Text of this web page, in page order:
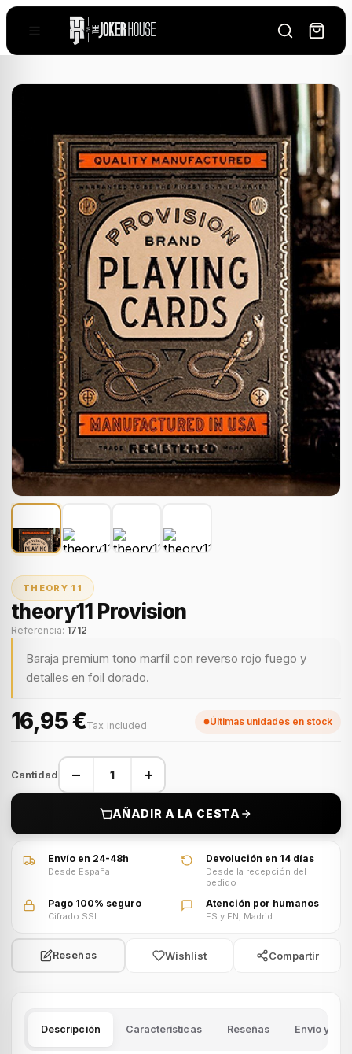
THEORY 11
theory11 Provision
Referencia: 1712
Baraja premium tono marfil con reverso rojo fuego y
detalles en foil dorado.
16,95 €Tax included Últimas unidades en stock
Cantidad − +
AÑADIR A LA CESTA
Envío en 24-48h
Desde España
Devolución en 14 días
Desde la recepción del
pedido
Pago 100% seguro
Cifrado SSL
Atención por humanos
ES y EN, Madrid
Reseñas Wishlist Compartir
Descripción Características Reseñas Envío y